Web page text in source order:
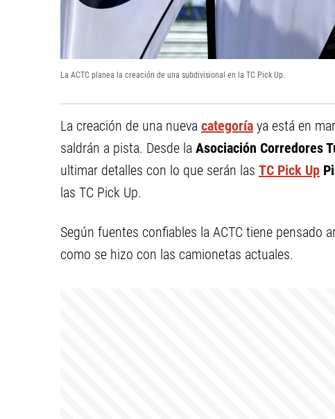
La ACTC planea la creación de una subdivisional en la TC Pick Up.
La creación de una nueva categoría ya está en
saldrán a pista. Desde la Asociación Corredores
ultimar detalles con lo que serán las TC Pick Up
las TC Pick Up.
Según fuentes confiables la ACTC tiene pensado
como se hizo con las camionetas actuales.